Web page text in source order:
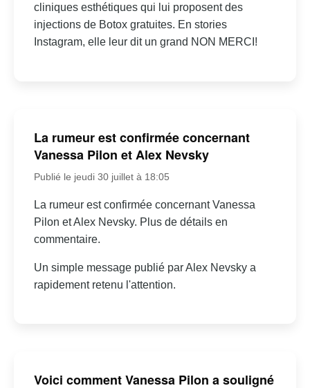
cliniques esthétiques qui lui proposent des
injections de Botox gratuites. En stories
Instagram, elle leur dit un grand NON MERCI!
La rumeur est confirmée concernant
Vanessa Pilon et Alex Nevsky
Publié le jeudi 30 juillet à 18:05
La rumeur est confirmée concernant Vanessa
Pilon et Alex Nevsky. Plus de détails en
commentaire.
Un simple message publié par Alex Nevsky a
rapidement retenu l'attention.
Voici comment Vanessa Pilon a souligné